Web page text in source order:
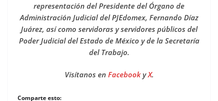
representación del Presidente del Órgano de
Administración Judicial del PJEdomex, Fernando Díaz
Juárez, así como servidoras y servidores públicos del
Poder Judicial del Estado de México y de la Secretaría
del Trabajo.
Visítanos en FacebookyX.
Comparte esto: